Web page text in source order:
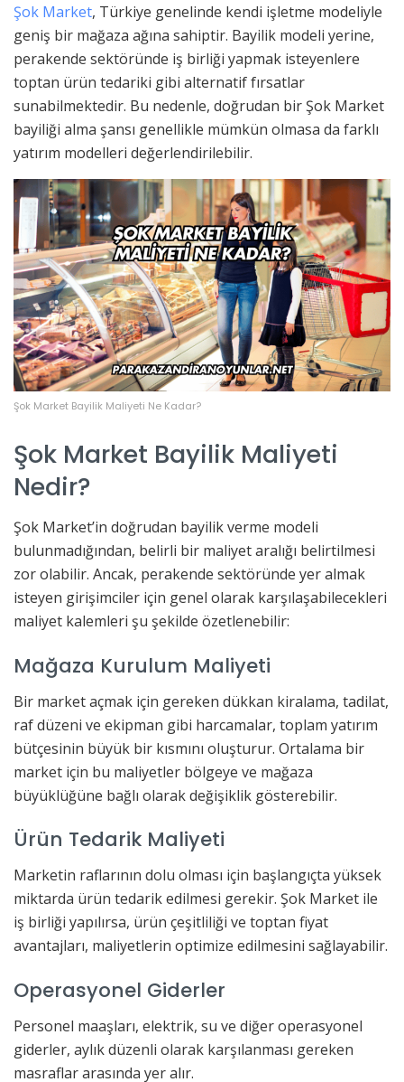
Şok Market, Türkiye genelinde kendi işletme modeliyle
geniş bir mağaza ağına sahiptir. Bayilik modeli yerine,
perakende sektöründe iş birliği yapmak isteyenlere
toptan ürün tedariki gibi alternatif fırsatlar
sunabilmektedir. Bu nedenle, doğrudan bir Şok Market
bayiliği alma şansı genellikle mümkün olmasa da farklı
yatırım modelleri değerlendirilebilir.
Şok Market Bayilik Maliyeti Ne Kadar?
Şok Market Bayilik Maliyeti
Nedir?
Şok Market’in doğrudan bayilik verme modeli
bulunmadığından, belirli bir maliyet aralığı belirtilmesi
zor olabilir. Ancak, perakende sektöründe yer almak
isteyen girişimciler için genel olarak karşılaşabilecekleri
maliyet kalemleri şu şekilde özetlenebilir:
Mağaza Kurulum Maliyeti
Bir market açmak için gereken dükkan kiralama, tadilat,
raf düzeni ve ekipman gibi harcamalar, toplam yatırım
bütçesinin büyük bir kısmını oluşturur. Ortalama bir
market için bu maliyetler bölgeye ve mağaza
büyüklüğüne bağlı olarak değişiklik gösterebilir.
Ürün Tedarik Maliyeti
Marketin raflarının dolu olması için başlangıçta yüksek
miktarda ürün tedarik edilmesi gerekir. Şok Market ile
iş birliği yapılırsa, ürün çeşitliliği ve toptan fiyat
avantajları, maliyetlerin optimize edilmesini sağlayabilir.
Operasyonel Giderler
Personel maaşları, elektrik, su ve diğer operasyonel
giderler, aylık düzenli olarak karşılanması gereken
masraflar arasında yer alır.